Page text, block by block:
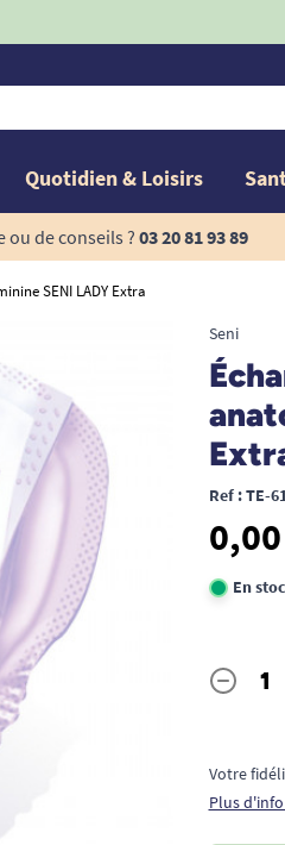
Quotidien & Loisirs
ou de conseils ? 03 20 81 93 89
SENI LADY Extra
Seni
Ref : TE-
En
Quantité
-
Votre
Plus